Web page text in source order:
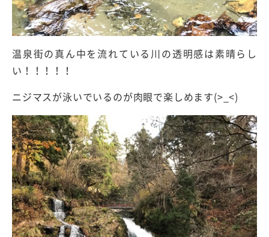
温泉街の真ん中を流れている川の透明感は素晴らし
い！！！！！
ニジマスが泳いでいるのが肉眼で楽しめます(>_<)